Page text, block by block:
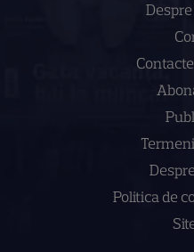
Politica de